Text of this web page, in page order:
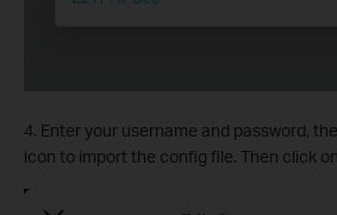
4. Enter your username and password,
icon to import the config file. Then click